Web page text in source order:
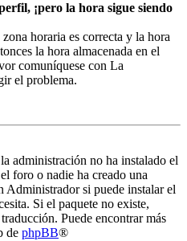
¡pero la hora sigue siendo
horaria es correcta y la hora
la hora almacenada en el
comuníquese con La
el problema.
administración no ha instalado el
foro o nadie ha creado una
Administrador si puede instalar el
Si el paquete no existe,
Puede encontrar más
de phpBB®